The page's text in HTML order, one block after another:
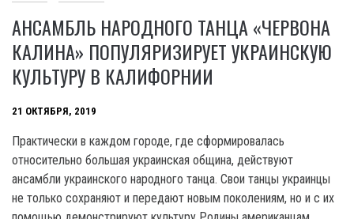
АНСАМБЛЬ НАРОДНОГО ТАНЦА «ЧЕРВОНА
КАЛИНА» ПОПУЛЯРИЗИРУЕТ УКРАИНСКУЮ
КУЛЬТУРУ В КАЛИФОРНИИ
21 ОКТЯБРЯ, 2019
Практически в каждом городе, где сформировалась
относительно большая украинская община, действуют
ансамбли украинского народного танца. Свои танцы украинцы
не только сохраняют и передают новым поколениям, но и с их